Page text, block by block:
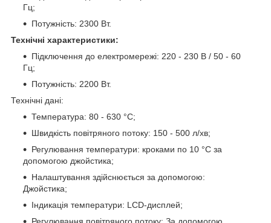
Гц;
Потужність: 2300 Вт.
Технічні характеристики:
Підключення до електромережі: 220 - 230 В / 50 - 60
Гц;
Потужність: 2200 Вт.
Технічні дані:
Температура: 80 - 630 °C;
Швидкість повітряного потоку: 150 - 500 л/хв;
Регулювання температури: кроками по 10 °C за
допомогою джойстика;
Налаштування здійснюється за допомогою:
Джойстика;
Індикація температури: LCD-дисплей;